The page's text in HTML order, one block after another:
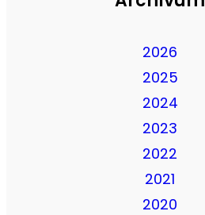
2026
2025
2024
2023
2022
2021
2020